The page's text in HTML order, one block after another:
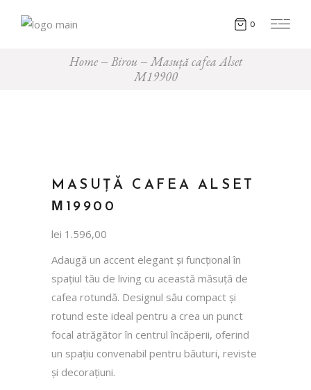
0
Home Birou
Masuță cafea Alset
М19900
MASUȚĂ CAFEA ALSET
М19900
lei 1.596,00
Adaugă un accent elegant și funcțional în
spațiul tău de living cu această măsuță de
cafea rotundă. Designul său compact și
rotund este ideal pentru a crea un punct
focal atrăgător în centrul încăperii, oferind
un spațiu convenabil pentru băuturi, reviste
și decorațiuni.